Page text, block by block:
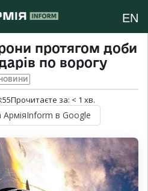
EN
протягом доби
по ворогу
НОВИНИ
Прочитаєте за: < 1 хв.
АрміяInform в Google